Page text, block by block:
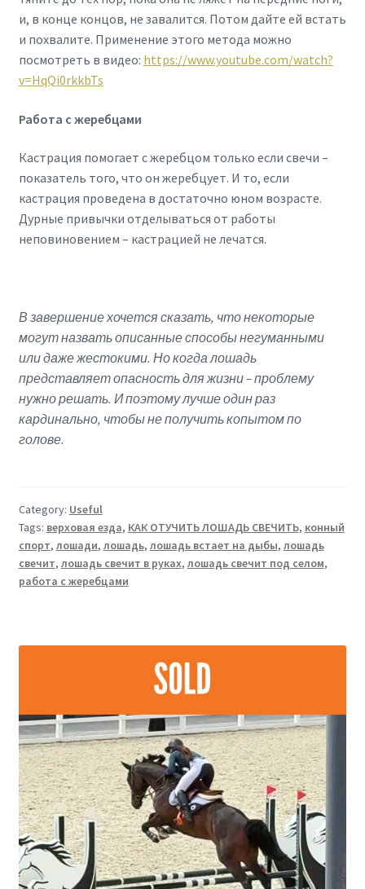
и, в конце концов, не завалится. Потом дайте ей встать
и похвалите. Применение этого метода можно
посмотреть в видео: https://www.youtube.com/watch?
v=HqQi0rkkbTs
Работа с жеребцами
Кастрация помогает с жеребцом только если свечи –
показатель того, что он жеребцует. И то, если
кастрация проведена в достаточно юном возрасте.
Дурные привычки отделываться от работы
неповиновением – кастрацией не лечатся.
В завершение хочется сказать, что некоторые
могут назвать описанные способы негуманными
или даже жестокими. Но когда лошадь
представляет опасность для жизни – проблему
нужно решать. И поэтому лучше один раз
кардинально, чтобы не получить копытом по
голове.
Category: Useful
Tags: верховая езда, КАК ОТУЧИТЬ ЛОШАДЬ СВЕЧИТЬ, конный
спорт, лошади, лошадь, лошадь встает на дыбы, лошадь
свечит, лошадь свечит в руках, лошадь свечит под селом,
работа с жеребцами